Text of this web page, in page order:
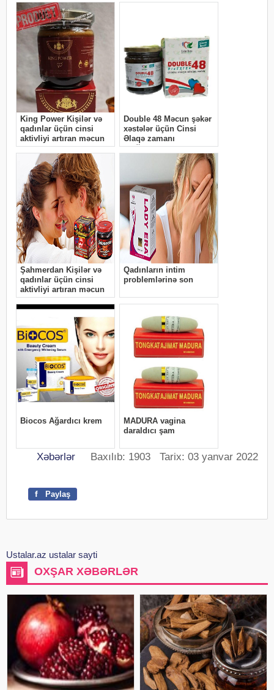
Xəbərlər Baxılıb: 1903 Tarix: 03 yanvar 2022
f Paylaş
Ustalar.az ustalar sayti
OXŞAR XƏBƏRLƏR